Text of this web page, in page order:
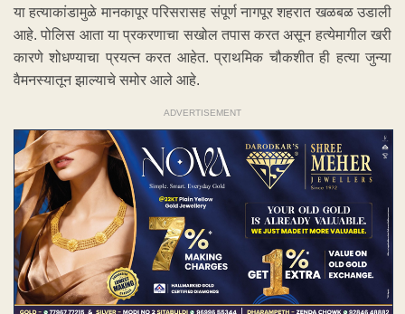
या हत्याकांडामुळे मानकापूर परिसरासह संपूर्ण नागपूर शहरात खळबळ उडाली
आहे. पोलिस आता या प्रकरणाचा सखोल तपास करत असून हत्येमागील खरी
कारणे शोधण्याचा प्रयत्न करत आहेत. प्राथमिक चौकशीत ही हत्या जुन्या
वैमनस्यातून झाल्याचे समोर आले आहे.
ADVERTISEMENT